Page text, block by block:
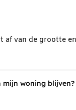
af van de grootte
mijn woning blijven?